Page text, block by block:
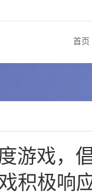
首页
游戏，
积极响